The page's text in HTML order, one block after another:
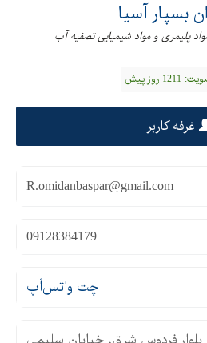
و قیمت گلیسرین ایرانی و دریافت
بسپارآسیا از طریق شماره های درج
بسپار آسیا
پلیمری و مواد شیمیایی تصفیه آب
1211 روز پیش
غرفه کاربر
R.omidanbaspar@gmail.com
09128384179
چت واتس‌اَپ